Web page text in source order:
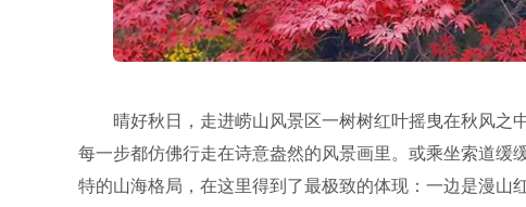
晴好秋日，走进崂山风景区一树树红叶摇曳在秋风之
每一步都仿佛行走在诗意盎然的风景画里。或乘坐索道
特的山海格局，在这里得到了最极致的体现：一边是漫山